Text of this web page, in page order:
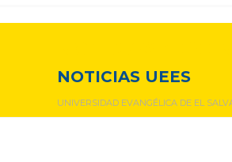
NOTICIAS UEES
UNIVERSIDAD EVANGÉLICA DE EL